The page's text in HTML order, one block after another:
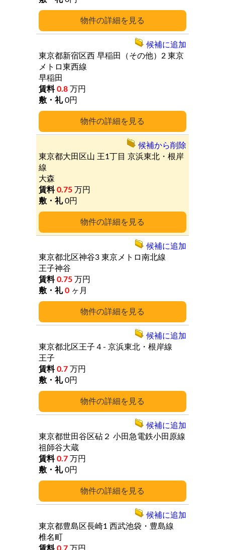
詳細
詳細
東京都新宿区西 早稲田（その他）2 東京
メトロ東西線
早稲田
0.8 万円
0円
候補に追加
詳細
東京都大田区山 王1丁目 京浜東北・根岸
線
大森
0.75 万円
0円
候補から削除
詳細
東京都北区神谷3 東京メトロ南北線
王子神谷
0.75 万円
0 ヶ月
候補に追加
詳細
東京都北区王子４- 京浜東北・根岸線
王子
0.7 万円
0円
候補に追加
詳細
東京都世田谷区砧２ 小田急電鉄小田原線
祖師谷大蔵
0.7 万円
0円
候補に追加
東京都豊島区長崎1 西武池袋・豊島線
椎名町
0.7 万円
候補に追加